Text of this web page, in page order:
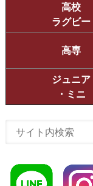
高校
ラグビー
高専
ジュニア
・ミニ